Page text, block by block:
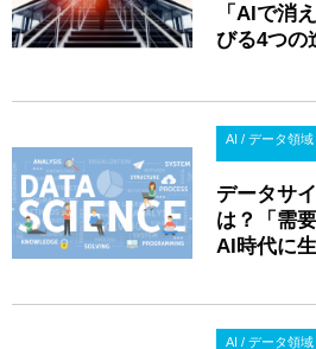
「AIで消
びる4つの
AI / データ領域
データサ
は？「需
AI時代に
AI / データ領域